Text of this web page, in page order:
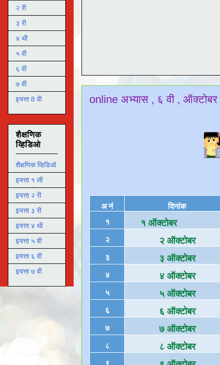
online अभ्यास , ६ वी ,
अ नं
दिनांक
१
१ ऑक्टोबर
२ २ ऑक्टोबर
३ ३ ऑक्टोबर
४ ४ ऑक्टोबर
५ ५ ऑक्टोबर
६ ६ ऑक्टोबर
७ ७ ऑक्टोबर
८ ८ ऑक्टोबर
९
२ री
३ री
४ थी
५ वी
६ वी
७ वी
इयत्ता 8 वी
शैक्षणिक
व्हिडिओ
शैक्षणिक व्हिडिओ
इयत्ता १ ली
इयत्ता २ री
इयत्ता ३ री
इयत्ता ४ थी
इयत्ता ५ वी
इयत्ता ६ वी
इयत्ता ७ वी